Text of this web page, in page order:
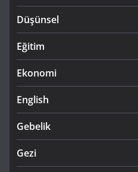
Düşünsel
Eğitim
Ekonomi
English
Gebelik
Gezi